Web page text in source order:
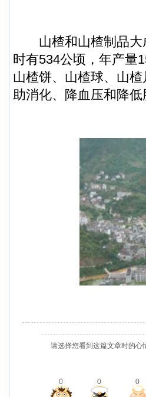
山楂和山楂制品大
时有534公顷，年产量
山楂饼、山楂球、山
助消化、降血压和降
请选择您看到这篇文章时的心
0 0 0